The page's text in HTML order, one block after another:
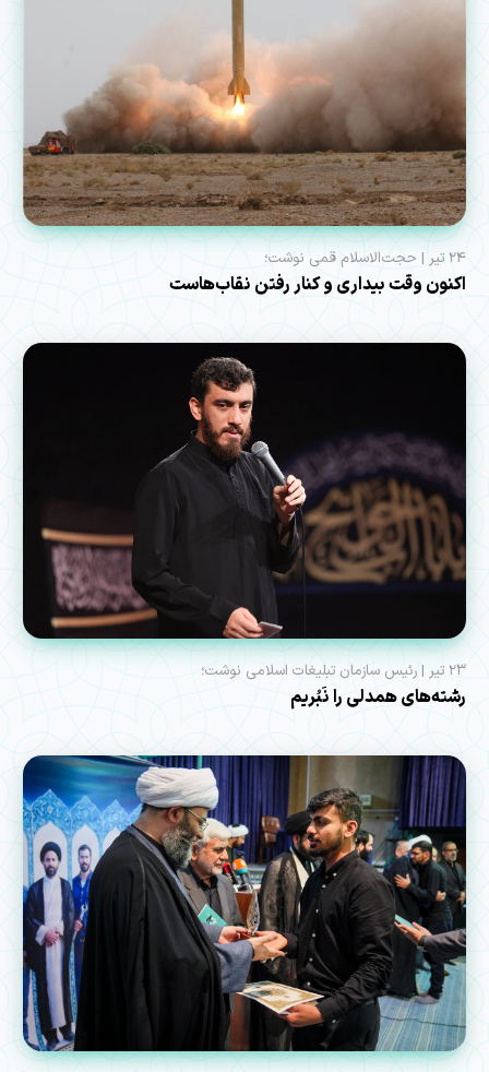
۲۴ تیر | حجت‌الاسلام قمی نوشت؛
اکنون وقت بیداری و کنار رفتن نقاب‌هاست
۲۳ تیر | رئیس سازمان تبلیغات اسلامی نوشت؛
رشته‌های همدلی را نَبُریم